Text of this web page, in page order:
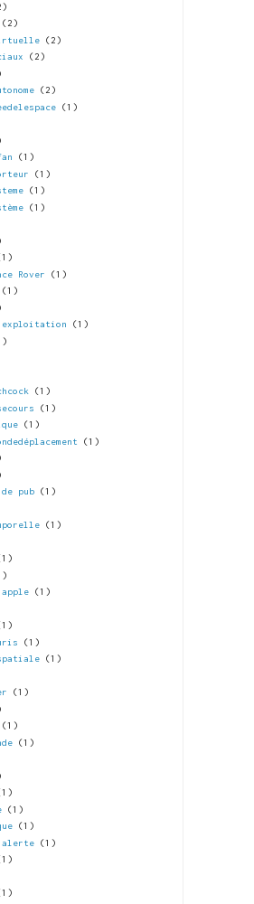
(2)
(2)
(2)
(2)
(1)
(1)
(1)
(1)
(1)
Rover
(1)
(1)
(1)
(1)
(1)
(1)
(1)
pub
(1)
(1)
apple
(1)
(1)
(1)
(1)
(1)
(1)
(1)
(1)
(1)